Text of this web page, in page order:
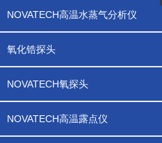
NOVATECH高温水蒸气分析仪
氧化锆探头
NOVATECH氧探头
NOVATECH高温露点仪